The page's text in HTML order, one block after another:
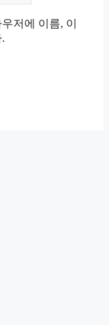
트
저에 이름, 이